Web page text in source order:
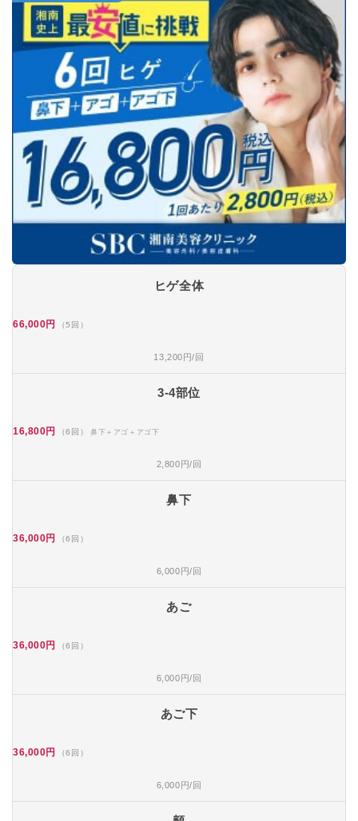
ヒゲ全体
66,000円 （5回）
13,200円/回
3-4部位
16,800円 （6回） 鼻下＋アゴ＋アゴ下
2,800円/回
鼻下
36,000円 （6回）
6,000円/回
あご
36,000円 （6回）
6,000円/回
あご下
36,000円 （6回）
6,000円/回